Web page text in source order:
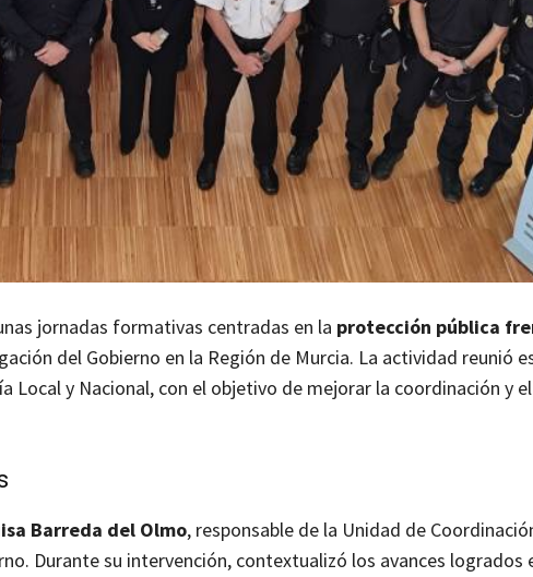
jornadas formativas centradas en la protección pública
del Gobierno en la Región de Murcia. La actividad reunió
Local y Nacional, con el objetivo de mejorar la coordinación y
Barreda del Olmo, responsable de la Unidad de
Durante su intervención, contextualizó los avances logrados